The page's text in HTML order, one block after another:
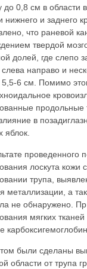
до 0,8 см в области
нижнего и заднего
что раневой
твердой
долей, где слепо
направо и
5,5-6 см. Помимо
в
яблок.
проведенного
лоскута кожи
трупа,
металлизации, а
не обнаружено.
мягких
были сделаны
области от трупа